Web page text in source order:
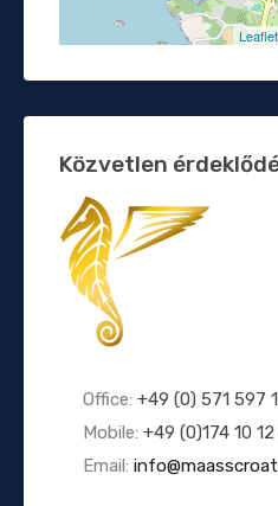
Leaflet
Közvetlen
Office: +49 (0) 571 597
Mobile: +49 (0)174 10 12
Email: